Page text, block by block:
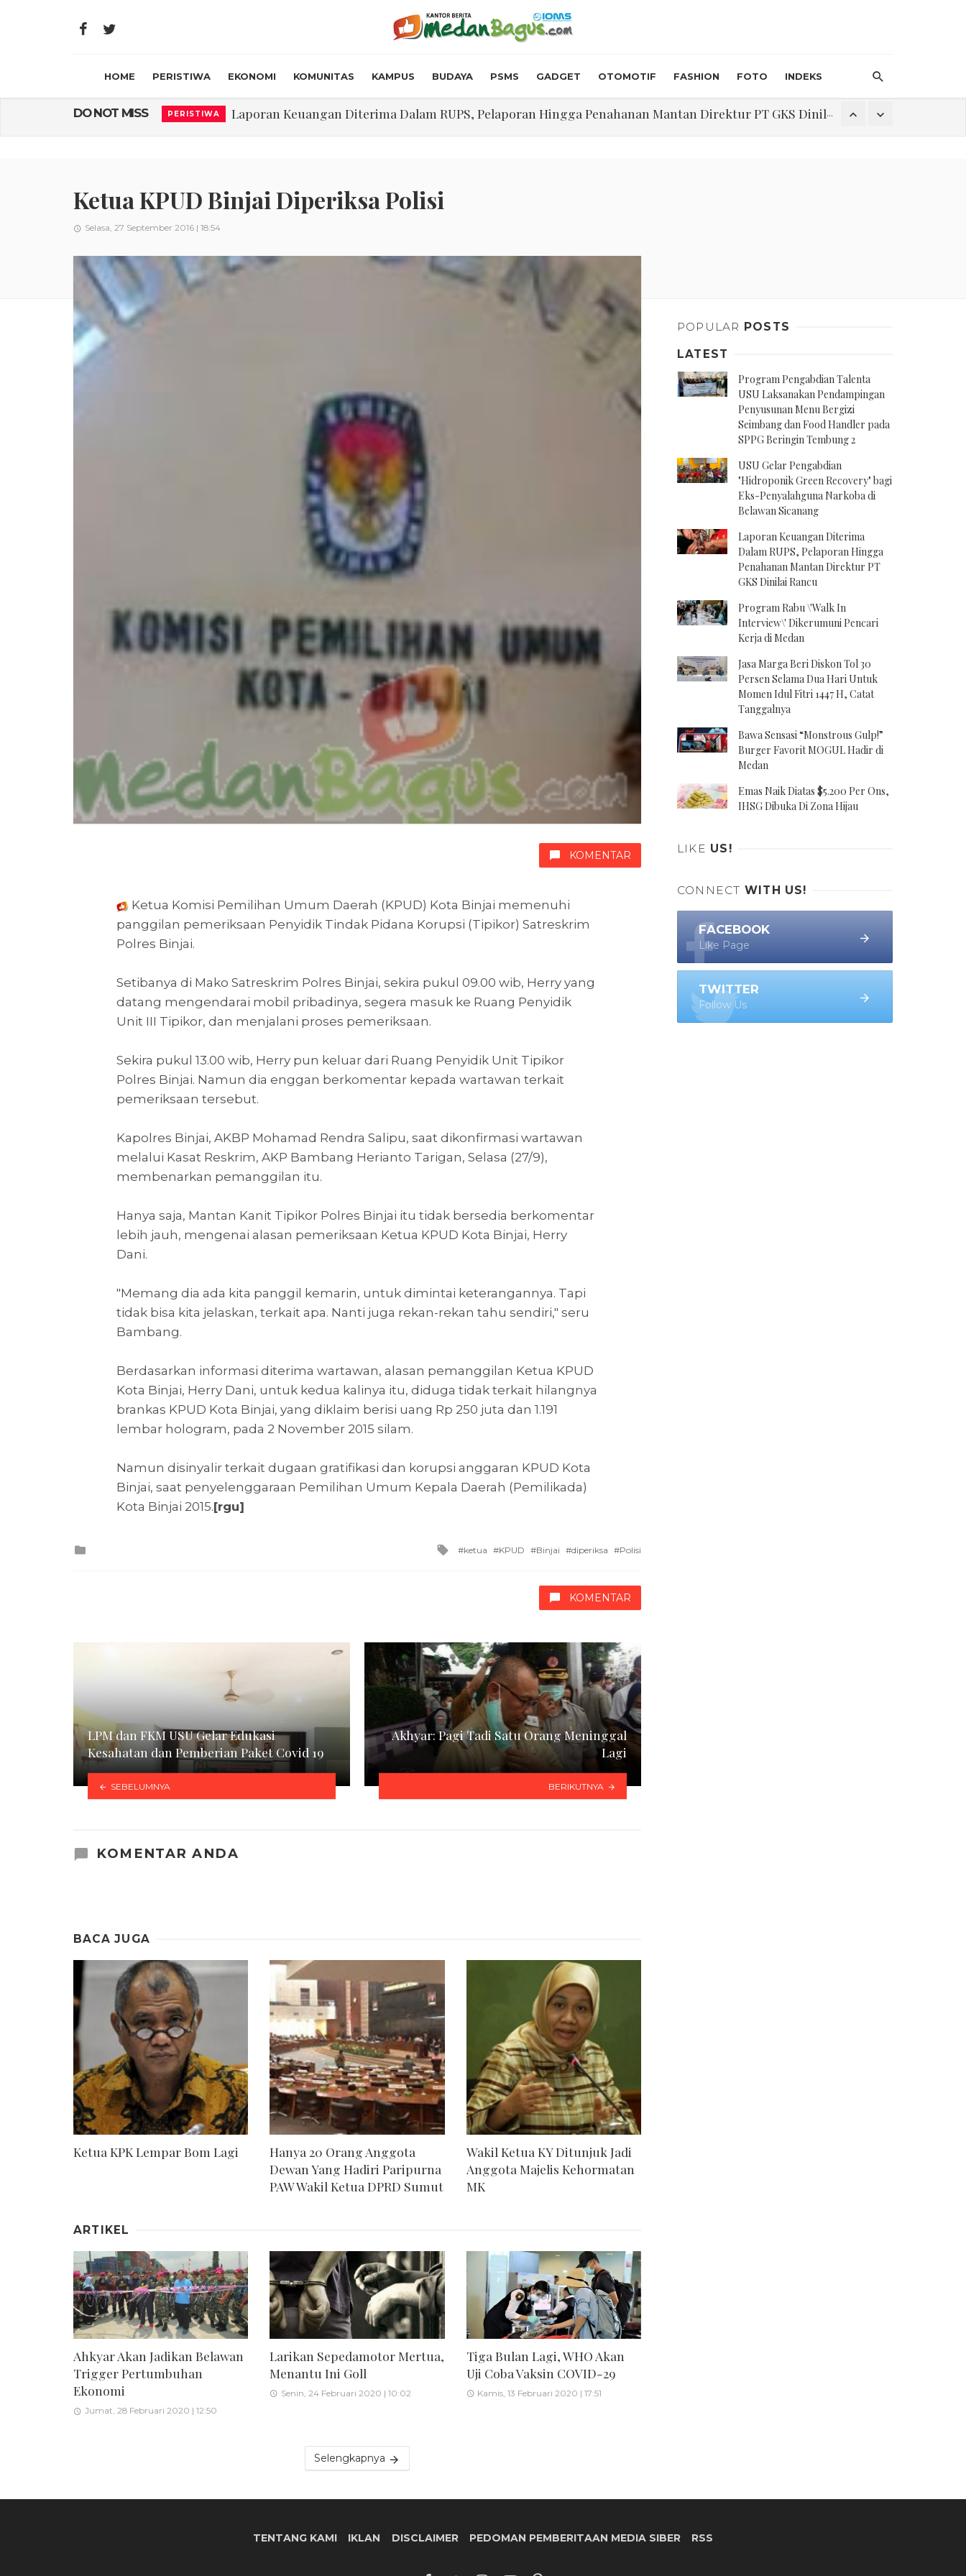
HOME PERISTIWA EKONOMI KOMUNITAS KAMPUS BUDAYA PSMS GADGET OTOMOTIF FASHION FOTO INDEKS
DO NOT MISS PERISTIWA Laporan Keuangan Diterima Dalam RUPS, Pelaporan Hingga Penahanan Mantan Direktur PT GKS Dinilai Rancu
Bawa Sensasi “Monstrous Gulp!” Burger Favorit MOGUL Hadir di Medan
EKONOMI Emas Naik Diatas $5.200 Per Ons, IHSG Dibuka Di Zona Hijau
USU Gelar Pengabdian "Hidroponik Green Recovery" bagi Eks-Penyalahguna Narkoba di Belawan Sicanang
Ketua KPUD Binjai Diperiksa Polisi
Selasa, 27 September 2016 | 18:54
KOMENTAR
Ketua Komisi Pemilihan Umum Daerah (KPUD) Kota Binjai memenuhi
panggilan pemeriksaan Penyidik Tindak Pidana Korupsi (Tipikor) Satreskrim
Polres Binjai.
Setibanya di Mako Satreskrim Polres Binjai, sekira pukul 09.00 wib, Herry yang
datang mengendarai mobil pribadinya, segera masuk ke Ruang Penyidik
Unit III Tipikor, dan menjalani proses pemeriksaan.
Sekira pukul 13.00 wib, Herry pun keluar dari Ruang Penyidik Unit Tipikor
Polres Binjai. Namun dia enggan berkomentar kepada wartawan terkait
pemeriksaan tersebut.
Kapolres Binjai, AKBP Mohamad Rendra Salipu, saat dikonfirmasi wartawan
melalui Kasat Reskrim, AKP Bambang Herianto Tarigan, Selasa (27/9),
membenarkan pemanggilan itu.
Hanya saja, Mantan Kanit Tipikor Polres Binjai itu tidak bersedia berkomentar
lebih jauh, mengenai alasan pemeriksaan Ketua KPUD Kota Binjai, Herry
Dani.
"Memang dia ada kita panggil kemarin, untuk dimintai keterangannya. Tapi
tidak bisa kita jelaskan, terkait apa. Nanti juga rekan-rekan tahu sendiri," seru
Bambang.
Berdasarkan informasi diterima wartawan, alasan pemanggilan Ketua KPUD
Kota Binjai, Herry Dani, untuk kedua kalinya itu, diduga tidak terkait hilangnya
brankas KPUD Kota Binjai, yang diklaim berisi uang Rp 250 juta dan 1.191
lembar hologram, pada 2 November 2015 silam.
Namun disinyalir terkait dugaan gratifikasi dan korupsi anggaran KPUD Kota
Binjai, saat penyelenggaraan Pemilihan Umum Kepala Daerah (Pemilikada)
Kota Binjai 2015.[rgu]
Tagged
ketua KPUD Binjai diperiksa Polisi
KOMENTAR
LPM dan FKM USU Gelar Edukasi
Kesahatan dan Pemberian Paket Covid 19
SEBELUMNYA
Akhyar: Pagi Tadi Satu Orang Meninggal
Lagi
BERIKUTNYA
KOMENTAR ANDA
BACA JUGA
Ketua KPK Lempar Bom Lagi
Hanya 20 Orang Anggota
Dewan Yang Hadiri Paripurna
PAW Wakil Ketua DPRD Sumut
Wakil Ketua KY Ditunjuk Jadi
Anggota Majelis Kehormatan
MK
ARTIKEL
Ahkyar Akan Jadikan Belawan
Trigger Pertumbuhan
Ekonomi
Jumat, 28 Februari 2020 | 12:50
Larikan Sepedamotor Mertua,
Menantu Ini Goll
Senin, 24 Februari 2020 | 10:02
Tiga Bulan Lagi, WHO Akan
Uji Coba Vaksin COVID-29
Kamis, 13 Februari 2020 | 17:51
Selengkapnya
POPULAR POSTS
LATEST
Program Pengabdian Talenta
USU Laksanakan Pendampingan
Penyusunan Menu Bergizi
Seimbang dan Food Handler pada
SPPG Beringin Tembung 2
USU Gelar Pengabdian
"Hidroponik Green Recovery" bagi
Eks-Penyalahguna Narkoba di
Belawan Sicanang
Laporan Keuangan Diterima
Dalam RUPS, Pelaporan Hingga
Penahanan Mantan Direktur PT
GKS Dinilai Rancu
Program Rabu \'Walk In
Interview\' Dikerumuni Pencari
Kerja di Medan
Jasa Marga Beri Diskon Tol 30
Persen Selama Dua Hari Untuk
Momen Idul Fitri 1447 H, Catat
Tanggalnya
Bawa Sensasi “Monstrous Gulp!”
Burger Favorit MOGUL Hadir di
Medan
Emas Naik Diatas $5.200 Per Ons,
IHSG Dibuka Di Zona Hijau
LIKE US!
CONNECT WITH US!
FACEBOOK
Like Page
TWITTER
Follow Us
TENTANG KAMI IKLAN DISCLAIMER PEDOMAN PEMBERITAAN MEDIA SIBER RSS